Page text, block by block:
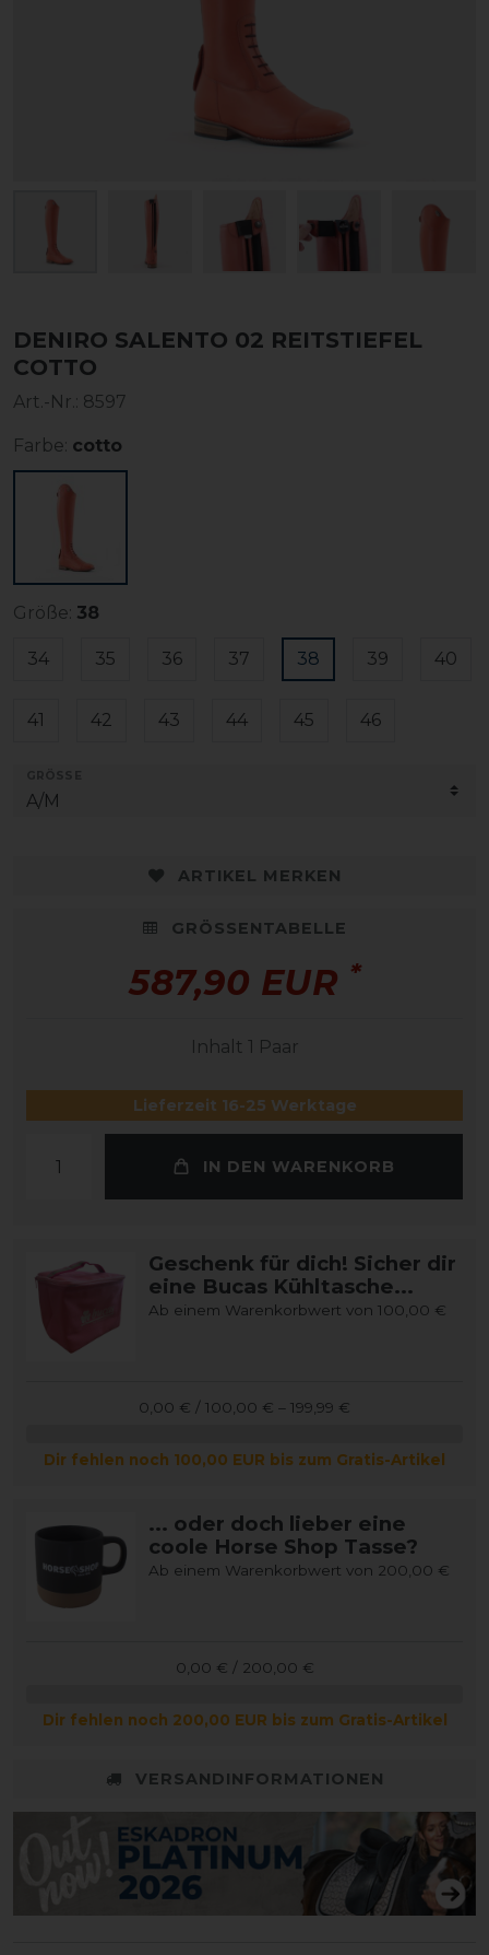
DENIRO SALENTO 02 REITSTIEFEL
COTTO
Art.-Nr.: 8597
Farbe: cotto
Größe: 38
34 35 36 37 38 39 40
41 42 43 44 45 46
ARTIKEL MERKEN
GRÖSSENTABELLE
587,90 EUR *
Inhalt 1 Paar
Lieferzeit 16-25 Werktage
IN DEN WARENKORB
Geschenk für dich! Sicher dir
eine Bucas Kühltasche...
Ab einem Warenkorbwert von 100,00 €
0,00 € / 100,00 € – 199,99 €
Dir fehlen noch 100,00 EUR bis zum Gratis-Artikel
... oder doch lieber eine
coole Horse Shop Tasse?
Ab einem Warenkorbwert von 200,00 €
0,00 € / 200,00 €
Dir fehlen noch 200,00 EUR bis zum Gratis-Artikel
VERSANDINFORMATIONEN